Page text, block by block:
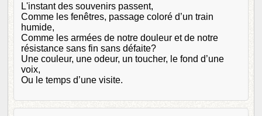
L'instant des souvenirs passent,
Comme les fenêtres, passage coloré d’un train
humide,
Comme les armées de notre douleur et de notre
résistance sans fin sans défaite?
Une couleur, une odeur, un toucher, le fond d’une
voix,
Ou le temps d’une visite.